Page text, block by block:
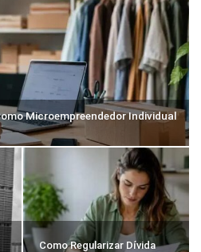
Microempreendedor Individual
Como Regularizar Dívida